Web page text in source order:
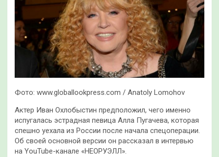
Фото: www.globallookpress.com / Anatoly Lomohov
Актер Иван Охлобыстин предположил, чего именно
испугалась эстрадная певица Алла Пугачева, которая
спешно уехала из России после начала спецоперации.
Об своей основной версии он рассказал в интервью
на YouTube-канале «НЕОРУЭЛЛ».